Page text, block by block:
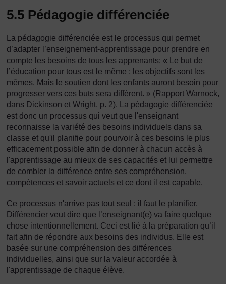
5.5 Pédagogie différenciée
La pédagogie différenciée est le processus qui permet
d’adapter l’enseignement-apprentissage pour prendre en
compte les besoins de tous les apprenants: « Le but de
l’éducation pour tous est le même ; les objectifs sont les
mêmes. Mais le soutien dont les enfants auront besoin pour
progresser vers ces buts sera différent. » (Rapport Warnock,
dans Dickinson et Wright, p. 2). La pédagogie différenciée
est donc un processus qui veut que l'enseignant
reconnaisse la variété des besoins individuels dans sa
classe et qu'il planifie pour pourvoir à ces besoins le plus
efficacement possible afin de donner à chacun accès à
l'apprentissage au mieux de ses capacités et lui permettre
de combler la différence entre ses compréhension,
compétences et savoir actuels et ce dont il est capable.
Ce processus n'arrive pas tout seul : il faut le planifier.
Différencier veut dire que l’enseignant(e) va faire quelque
chose intentionnellement. Ceci est lié à la préparation qu’il
fait afin de répondre aux besoins des individus. Elle est
basée sur une compréhension des différences
individuelles, ainsi que sur la valeur accordée à
l'apprentissage de chaque élève.